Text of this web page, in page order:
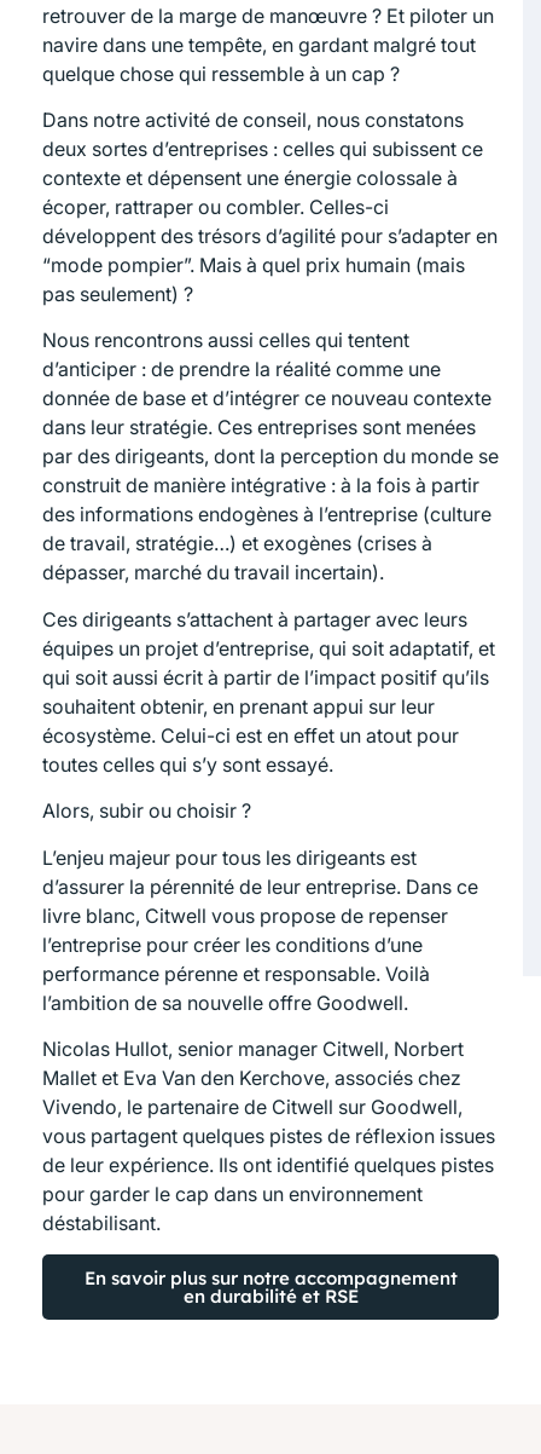
retrouver de la marge de manœuvre ? Et piloter un
navire dans une tempête, en gardant malgré tout
quelque chose qui ressemble à un cap ?
Dans notre activité de conseil, nous constatons
deux sortes d’entreprises : celles qui subissent ce
contexte et dépensent une énergie colossale à
écoper, rattraper ou combler. Celles-ci
développent des trésors d’agilité pour s’adapter en
“mode pompier”. Mais à quel prix humain (mais
pas seulement) ?
Nous rencontrons aussi celles qui tentent
d’anticiper : de prendre la réalité comme une
donnée de base et d’intégrer ce nouveau contexte
dans leur stratégie. Ces entreprises sont menées
par des dirigeants, dont la perception du monde se
construit de manière intégrative : à la fois à partir
des informations endogènes à l’entreprise (culture
de travail, stratégie…) et exogènes (crises à
dépasser, marché du travail incertain).
Ces dirigeants s’attachent à partager avec leurs
équipes un projet d’entreprise, qui soit adaptatif, et
qui soit aussi écrit à partir de l’impact positif qu’ils
souhaitent obtenir, en prenant appui sur leur
écosystème. Celui-ci est en effet un atout pour
toutes celles qui s’y sont essayé.
Alors, subir ou choisir ?
L’enjeu majeur pour tous les dirigeants est
d’assurer la pérennité de leur entreprise. Dans ce
livre blanc, Citwell vous propose de repenser
l’entreprise pour créer les conditions d’une
performance pérenne et responsable. Voilà
l’ambition de sa nouvelle offre Goodwell.
Nicolas Hullot, senior manager Citwell, Norbert
Mallet et Eva Van den Kerchove, associés chez
Vivendo, le partenaire de Citwell sur Goodwell,
vous partagent quelques pistes de réflexion issues
de leur expérience. Ils ont identifié quelques pistes
pour garder le cap dans un environnement
déstabilisant.
En savoir plus sur notre accompagnement
en durabilité et RSE